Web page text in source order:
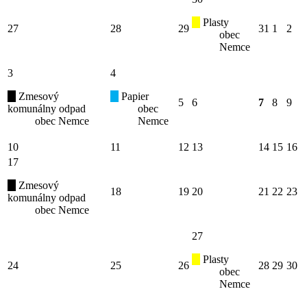
27 28 29
Plasty
obec
Nemce
31 1 2
3
Zmesový
komunálny odpad
obec Nemce
4
Papier
obec
Nemce
5 6 7 8 9
10 11 12 13 14 15 16
17
Zmesový
komunálny odpad
obec Nemce
18 19 20 21 22 23
24 25 26
27
Plasty
obec
Nemce
28 29 30